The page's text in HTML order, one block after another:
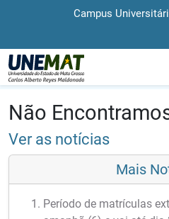
Campus
Página Inicial
Não
Ver as notícias
Mais
Período de matrículas